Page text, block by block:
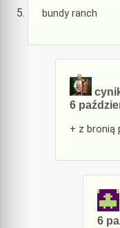
bundy ranch
6
+ z bronią
6